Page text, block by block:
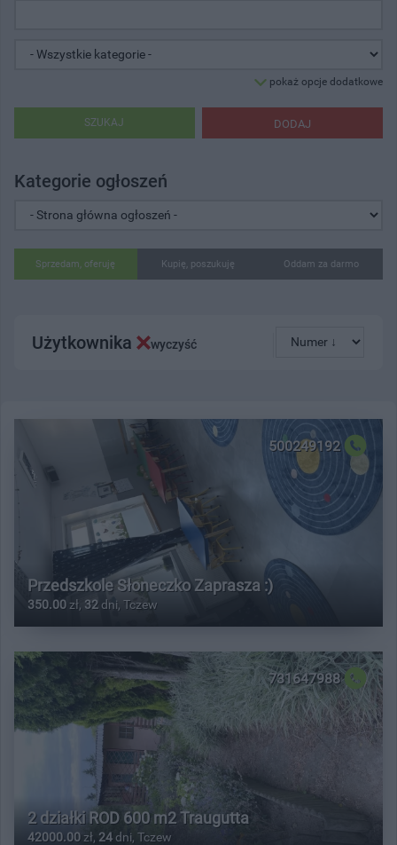
pokaż opcje dodatkowe
DODAJ
SZUKAJ
Kategorie ogłoszeń
Sprzedam, oferuję Kupię, poszukuję Oddam za darmo
Użytkownika wyczyść
500249192
Przedszkole Słoneczko Zaprasza :)
350.00 zł, 32 dni, Tczew
731647988
2 działki ROD 600 m2 Traugutta
42000.00 zł, 24 dni, Tczew